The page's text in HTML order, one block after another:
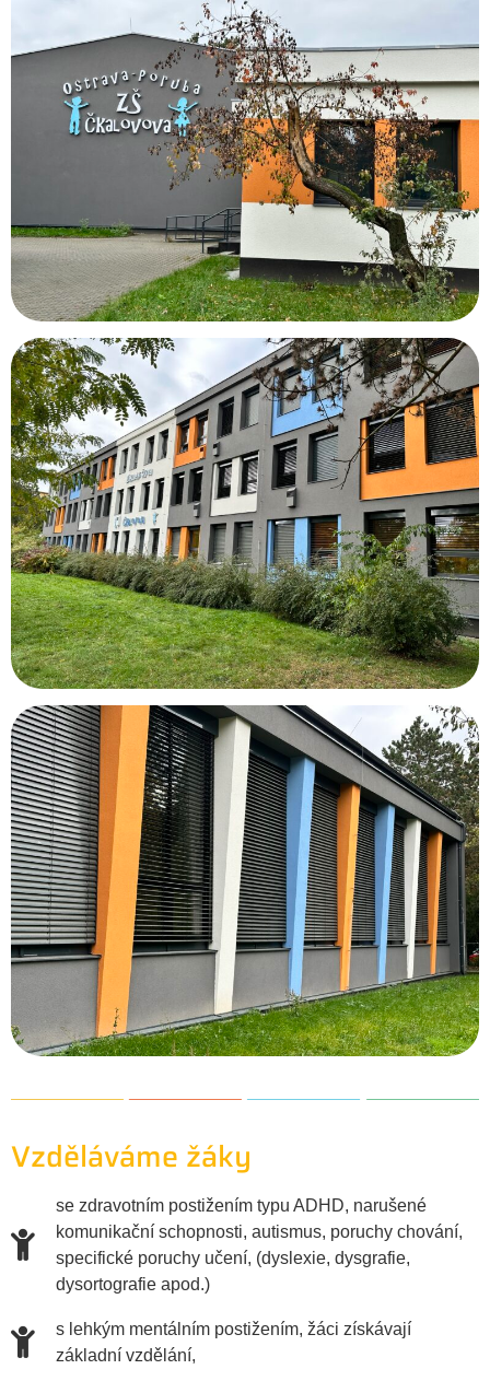
Vzděláváme žáky
se zdravotním postižením typu ADHD, narušené
komunikační schopnosti, autismus, poruchy chování,
specifické poruchy učení, (dyslexie, dysgrafie,
dysortografie apod.)
s lehkým mentálním postižením, žáci získávají
základní vzdělání,